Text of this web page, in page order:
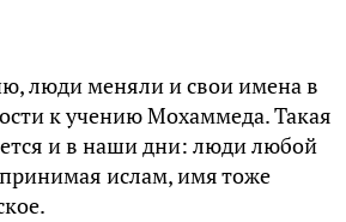
люди меняли и свои имена в
к учению Мохаммеда. Такая
и в наши дни: люди любой
ислам, имя тоже